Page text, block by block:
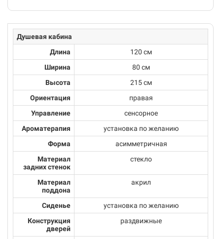
Душевая кабина
Длина
120 см
Ширина
80 см
Высота
215 см
Ориентация
правая
Управление
сенсорное
Ароматерапия
установка по желанию
Форма
асимметричная
Материал
задних стенок
стекло
Материал
поддона
акрил
Сиденье
установка по желанию
Конструкция
дверей
раздвижные